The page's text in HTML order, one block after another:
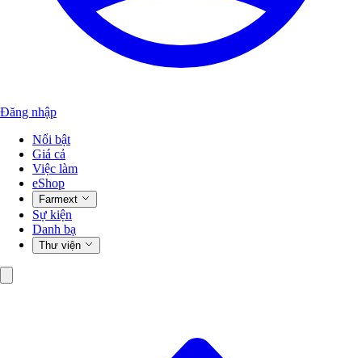
Đăng nhập
Nổi bật
Giá cả
Việc làm
eShop
Farmext
Sự kiện
Danh bạ
Thư viện